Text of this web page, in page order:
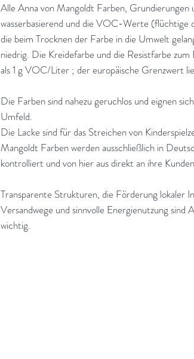
Alle Anna von Mangoldt Farben, Grundierungen
wasserbasierend und die VOC-Werte (flüchtige
die beim Trocknen der Farbe in die Umwelt
niedrig. Die Kreidefarbe und die Resistfarbe
als 1 g VOC/Liter ; der europäische Grenzwert
Die Farben sind nahezu geruchlos und eignen
Umfeld.
Die Lacke sind für das Streichen von
Mangoldt Farben werden ausschließlich in
kontrolliert und von hier aus direkt an ihre
Transparente Strukturen, die Förderung lokaler
Versandwege und sinnvolle Energienutzung sind
wichtig.